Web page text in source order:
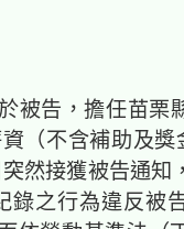
被告，擔任苗栗
（不含補助及獎
然接獲被告通知
錄之行為違反被